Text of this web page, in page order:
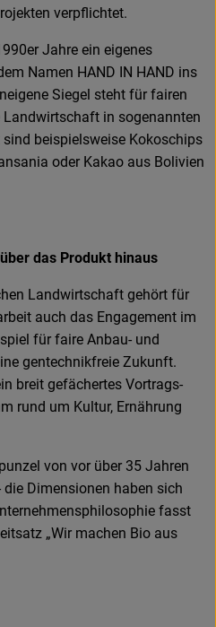
verpflichtet.
Jahre ein eigenes
Namen HAND IN HAND ins
Siegel steht für fairen
in sogenannten
beispielsweise Kokoschips
oder Kakao aus Bolivien
das Produkt hinaus
Landwirtschaft gehört für
auch das Engagement im
für faire Anbau- und
gentechnikfreie Zukunft.
breit gefächertes Vortrags-
rund um Kultur, Ernährung
von vor über 35 Jahren
Dimensionen haben sich
fasst
„Wir machen Bio aus